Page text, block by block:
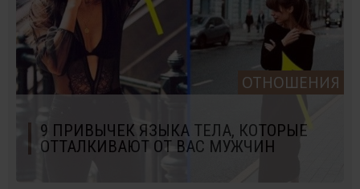
ОТНОШЕНИЯ
9 ПРИВЫЧЕК ЯЗЫКА ТЕЛА, КОТОРЫЕ
ОТТАЛКИВАЮТ ОТ ВАС МУЖЧИН